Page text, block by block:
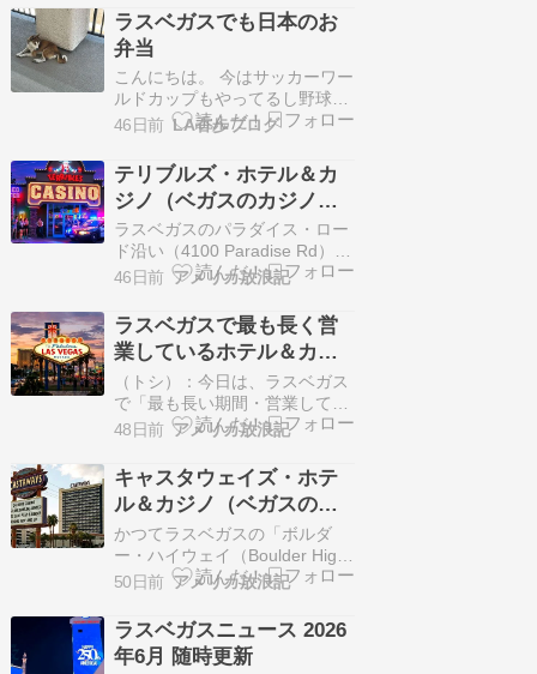
買ってくれたので行列には参加
ぜずに遠目で眺めておりまし
た。ら。 発売６日目の夜7時に
（昨日）普通に買い物するため
にトレジョに立ち寄ったので
す。 え。 まじで。 普…
ラスベガスでも日本のお
弁当
こんにちは。 今はサッカーワー
ルドカップもやってるし野球も
忙しいし（見るのに）梅も心配
んな中ですっかりお気に入りの
マーケットで作っているお弁当
屋さん、２回もリピしました。
まずは牛丼 夫が買ってきたので
すが、ラージサイズなのか滅茶
苦茶量が多くて…
46日前 LA香歩ブログ
テリブルズ・ホテル＆カ
ジノ（ベガスのカジノ図
鑑＃10）
ラスベガスのパラダイス・ロー
ド沿い（4100 Paradise Rd）に
位置していた「テリ...続きを読
46日前 アメリカ放浪記
ラスベガスで最も長く営
業しているホテル＆カジ
ノは？
（トシ）：今日は、ラスベガス
で「最も長い期間・営業してい
る、あるいは...続きを読む >>
48日前 アメリカ放浪記
キャスタウェイズ・ホテ
ル＆カジノ（ベガスのカ
ジノ図鑑＃８）
かつてラスベガスの「ボルダ
ー・ハイウェイ（Boulder Hig...
続きを読む >>
50日前 アメリカ放浪記
ラスベガスニュース 2026
年6月 随時更新